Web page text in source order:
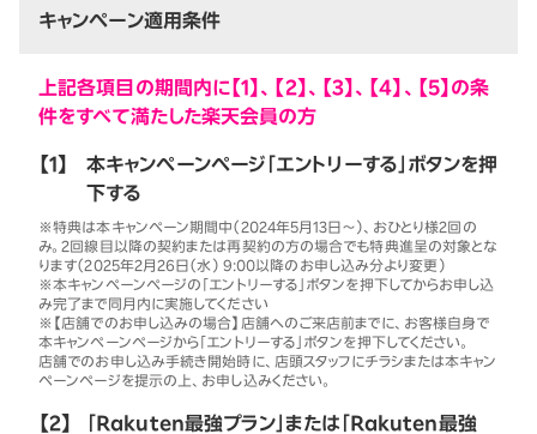
キャンペーン適用条件
上記各項目の期間内に【1】、【2】、【3】、【4】、【5】の条
件をすべて満たした楽天会員の方
【1】
本キャンペーンページ「エントリーする」ボタンを押
下する
※特典は本キャンペーン期間中（2024年5月13日～）、おひとり様2回の
み。2回線目以降の契約または再契約の方の場合でも特典進呈の対象とな
ります（2025年2月26日（水） 9:00以降のお申し込み分より変更）
※本キャンペーンページの「エントリーする」ボタンを押下してからお申し込
み完了まで同月内に実施してください
※【店舗でのお申し込みの場合】店舗へのご来店前までに、お客様自身で
本キャンペーンページから「エントリーする」ボタンを押下してください。
店舗でのお申し込み手続き開始時に、店頭スタッフにチラシまたは本キャン
ペーンページを提示の上、お申し込みください。
【2】
「Rakuten最強プラン」または「Rakuten最強